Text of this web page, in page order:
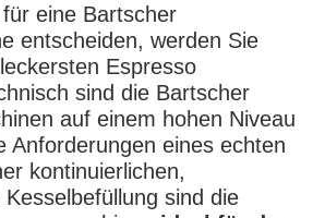
eine Bartscher
entscheiden, werden Sie
Espresso
sind die Bartscher
auf einem hohen Niveau
Anforderungen eines echten
kontinuierlichen,
sind die